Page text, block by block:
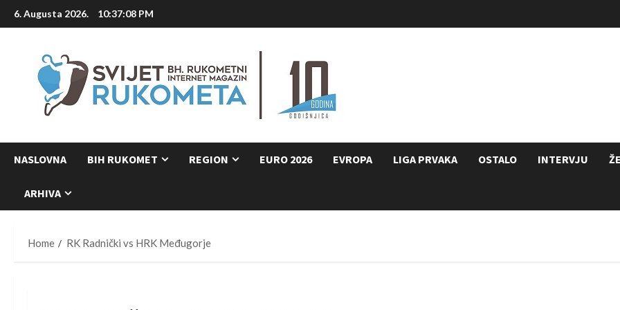
Skip
to
6. Augusta 2026. 10:37:09 PM
NASLOVNA BIH RUKOMET REGION EURO 2026 EVROPA LIGA PRVAKA OSTALO INTERVJU
ARHIVA
Home RK Radnički vs HRK Međugorje